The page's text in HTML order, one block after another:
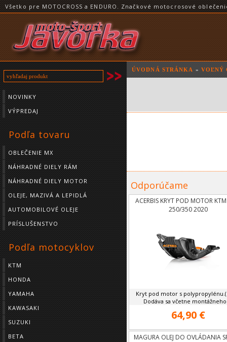
Všetko pre MOTOCROSS a ENDURO. Značkové motocrosové
NOVINKY
VÝPREDAJ
Podľa tovaru
OBLEČENIE MX
NÁHRADNÉ DIELY RÁM
NÁHRADNÉ DIELY MOTOR
OLEJE, MAZIVÁ A LEPIDLÁ
AUTOMOBILOVÉ OLEJE
PRÍSLUŠENSTVO
Podľa motocyklov
KTM
HONDA
YAMAHA
KAWASAKI
SUZUKI
BETA
ÚVODNÁ STRÁNKA » VOĽNÝ
Odporúčame
ACERBIS KRYT POD MOTOR
250/350 2020
Kryt pod motor s
Dodáva sa včetne
64,90 €
MAGURA OLEJ DO OVLÁDANIA